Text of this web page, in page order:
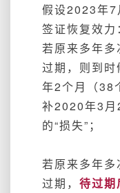
假设2023年7
签证恢复效力
若原来多年
过期，则到
年2个月（38
补2020年3
的“损失”；
若原来多年
过期， 待过期